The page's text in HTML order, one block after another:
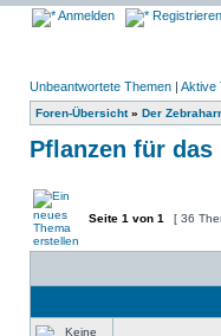
Anmelden Registrieren
Unbeantwortete Themen | Aktive
Foren-Übersicht» Der
Pflanzen für das
Seite 1 von 1 [ 36